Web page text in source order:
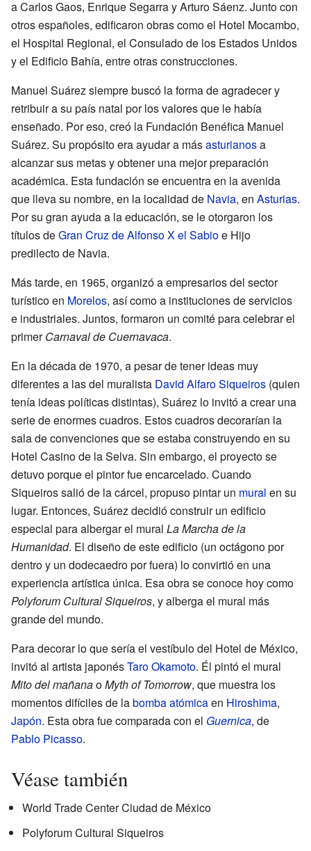
a Carlos Gaos, Enrique Segarra y Arturo Sáenz. Junto con
otros españoles, edificaron obras como el Hotel Mocambo,
el Hospital Regional, el Consulado de los Estados Unidos
y el Edificio Bahía, entre otras construcciones.
Manuel Suárez siempre buscó la forma de agradecer y
retribuir a su país natal por los valores que le había
enseñado. Por eso, creó la Fundación Benéfica Manuel
Suárez. Su propósito era ayudar a másasturianosa
alcanzar sus metas y obtener una mejor preparación
académica. Esta fundación se encuentra en la avenida
que lleva su nombre, en la localidad de Navia, en Asturias.
Por su gran ayuda a la educación, se le otorgaron los
títulos deGran Cruz de Alfonso X el Sabioe Hijo
predilecto de Navia.
Más tarde, en 1965, organizó a empresarios del sector
turístico en Morelos, así como a instituciones de servicios
e industriales. Juntos, formaron un comité para celebrar el
primerCarnaval de Cuernavaca.
En la década de 1970, a pesar de tener ideas muy
diferentes a las del muralista David Alfaro Siqueiros (quien
tenía ideas políticas distintas), Suárez lo invitó a crear una
serie de enormes cuadros. Estos cuadros decorarían la
sala de convenciones que se estaba construyendo en su
Hotel Casino de la Selva. Sin embargo, el proyecto se
detuvo porque el pintor fue encarcelado. Cuando
Siqueiros salió de la cárcel, propuso pintar un mural en su
lugar. Entonces, Suárez decidió construir un edificio
especial para albergar el mural La Marcha de la
Humanidad. El diseño de este edificio (un octágono por
dentro y un dodecaedro por fuera) lo convirtió en una
experiencia artística única. Esa obra se conoce hoy como
Polyforum Cultural Siqueiros, y alberga el mural más
grande del mundo.
Para decorar lo que sería el vestíbulo del Hotel de México,
invitó al artista japonésTaro Okamoto. Él pintó el mural
Mito del mañanaoMyth of Tomorrow, que muestra los
momentos difíciles de labomba atómicaen Hiroshima,
Japón. Esta obra fue comparada con el Guernica, de
Pablo Picasso.
Véase también
World Trade Center Ciudad de México
Polyforum Cultural Siqueiros